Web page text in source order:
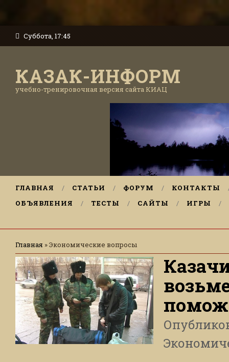
Суббота, 17:45
КАЗАК-ИНФОРМ
учебно-тренировочная версия сайта КИАЦ
ГЛАВНАЯ СТАТЬИ ФОРУМ
КОНТАКТЫ
ОБЪЯВЛЕНИЯ
ТЕСТЫ САЙТЫ ИГРЫ
Главная »Экономические вопросы